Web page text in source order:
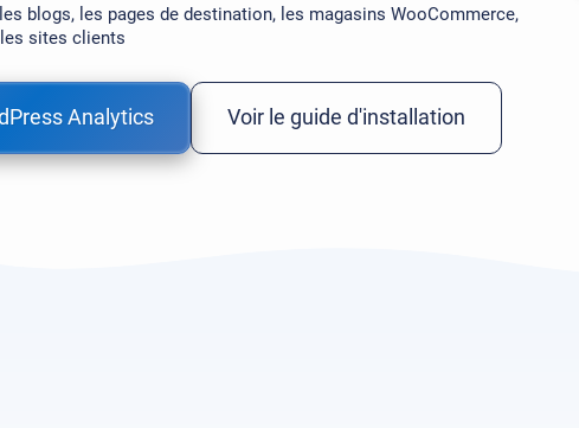
blogs, les pages de destination, les magasins WooCommerce,
sites clients
Analytics Voir le guide d'installation